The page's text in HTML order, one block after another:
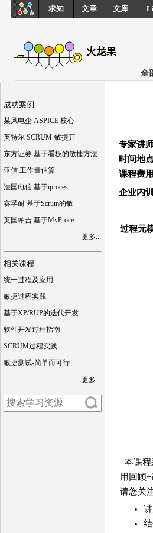
求知 文章 文库
全
成功案例
某风电企 ASPICE 核心
英特尔 SCRUM-敏捷开
东方证券 基于看板的敏捷方法
亚信 工作量估算
法国电信 基于iproces
赛孚耐 基于Scrum的敏
英国帕吉 基于MyProce
更多...
相关课程
统一过程及应用
敏捷过程实践
基于XP/RUP的迭代开发
软件开发过程指南
SCRUM过程实践
敏捷测试-简单而可行
更多...
专家讲
时间地
课程费用
企业内训
过程元
本课
用回顾
请您关